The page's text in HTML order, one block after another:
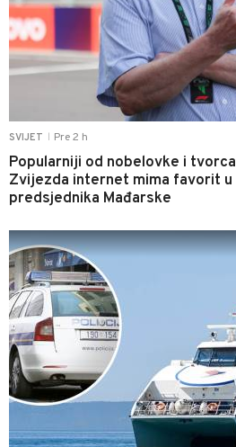
SVIJET Pre 2 h
Popularniji od nobelovke i
Zvijezda internet mima favorit u
predsjednika Mađarske